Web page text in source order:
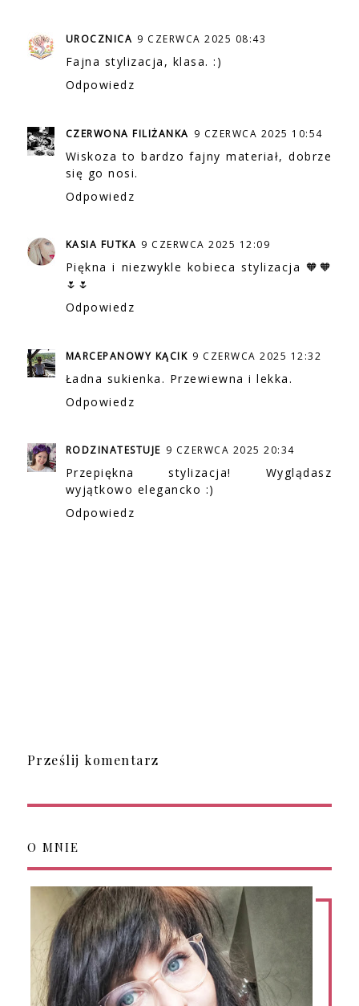
UROCZNICA 9 CZERWCA 2025 08:43
Fajna stylizacja, klasa. :)
Odpowiedz
CZERWONA FILIŻANKA 9 CZERWCA 2025 10:54
Wiskoza to bardzo fajny materiał, dobrze
się go nosi.
Odpowiedz
KASIA FUTKA 9 CZERWCA 2025 12:09
Piękna i niezwykle kobieca stylizacja 🧡🧡
🌷🌷
Odpowiedz
MARCEPANOWY KĄCIK 9 CZERWCA 2025 12:32
Ładna sukienka. Przewiewna i lekka.
Odpowiedz
RODZINATESTUJE 9 CZERWCA 2025 20:34
Przepiękna stylizacja! Wyglądasz
wyjątkowo elegancko :)
Odpowiedz
Prześlij komentarz
O MNIE